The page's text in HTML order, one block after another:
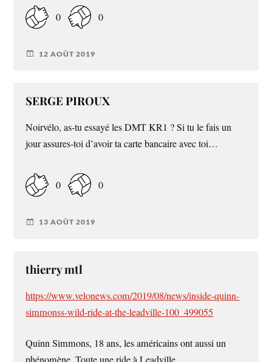
0 0
12 AOÛT 2019
SERGE PIROUX
Noirvélo, as-tu essayé les DMT KR1 ? Si tu le fais un
jour assures-toi d’avoir ta carte bancaire avec toi…
0 0
13 AOÛT 2019
thierry mtl
https://www.velonews.com/2019/08/news/inside-quinn-
simmonss-wild-ride-at-the-leadville-100_499055
Quinn Simmons, 18 ans, les américains ont aussi un